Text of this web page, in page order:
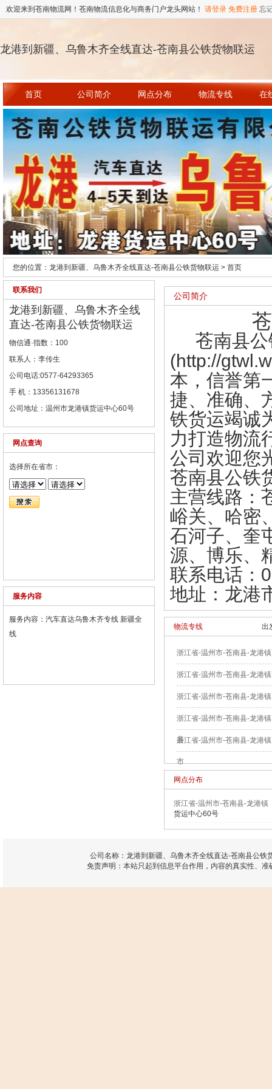
欢迎来到苍南物流网！苍南物流信息化与商务门户龙头网站！ 请登录 免费注册 忘
龙港到新疆、乌鲁木齐全线直达-苍南县公铁货物联运
首页 公司简介 网点分布 物流专线 在
您的位置：龙港到新疆、乌鲁木齐全线直达-苍南县公铁货物联运 > 首页
公司简介
苍南县
苍南县
(http://
本，信誉第
捷、准确、
铁货运竭诚
力打造物流
公司欢迎您
苍南县公铁
主营线路：
峪关、哈密
石河子、奎
源、博乐、
联系电话：
地址：龙港
物流专线 出
浙江省-温州市-苍南县-龙港
浙江省-温州市-苍南县-龙港
浙江省-温州市-苍南县-龙港
浙江省-温州市-苍南县-龙港
县
浙江省-温州市-苍南县-龙港
市
网点分布
浙江省-温州市-苍南县-龙港镇
货运中心60号
联系我们
龙港到新疆、乌鲁木齐全线
直达-苍南县公铁货物联运
物信通·指数：100
联系人：李传生
公司电话:0577-64293365
手 机：13356131678
公司地址：温州市龙港镇货运中心60号
网点查询
选择所在省市：
服务内容
服务内容：汽车直达乌鲁木齐专线 新疆全
线
公司名称：龙港到新疆、乌鲁木齐全线直达-苍南县公
免责声明：本站只起到信息平台作用，内容的真实性、